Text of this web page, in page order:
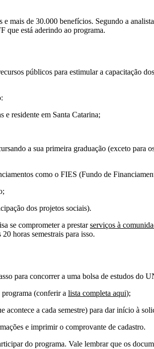
mais de 30.000 benefícios. Segundo a
está aderindo ao programa.
públicos para estimular a capacitação
e residente em Santa Catarina;
a sua primeira graduação (exceto
como o FIES (Fundo de
dos projetos sociais).
se comprometer a prestarserviços à
horas semestrais para isso.
para concorrer a uma bolsa de estudos do
(conferir a lista completa aqui);
acontece a cada semestre) para dar início à
e imprimir o comprovante de cadastro.
do programa. Vale lembrar que os